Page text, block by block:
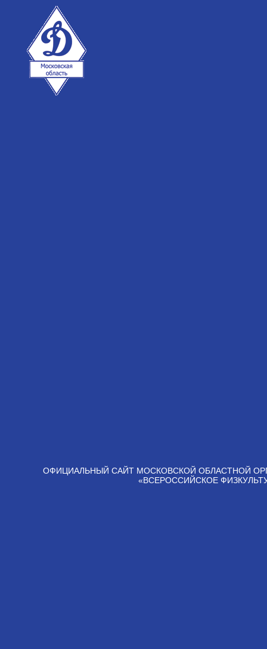
ОФИЦИАЛЬНЫЙ САЙТ МОСКОВСКОЙ ОБЛАСТНОЙ
«ВСЕРОССИЙСКОЕ